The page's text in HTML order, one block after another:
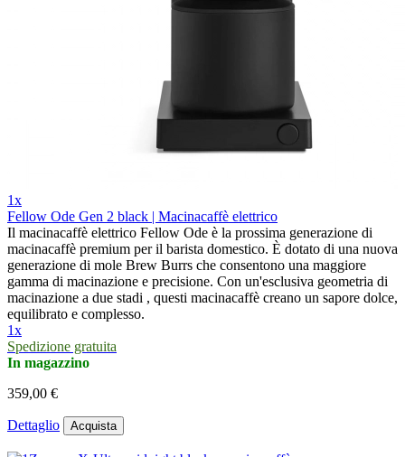
1x
Fellow Ode Gen 2 black | Macinacaffè elettrico
Il macinacaffè elettrico Fellow Ode è la prossima generazione di
macinacaffè premium per il barista domestico. È dotato di una nuova
generazione di mole Brew Burrs che consentono una maggiore
gamma di macinazione e precisione. Con un'esclusiva geometria di
macinazione a due stadi , questi macinacaffè creano un sapore dolce,
equilibrato e complesso.
1x
Spedizione gratuita
In magazzino
359,00 €
Dettaglio Acquista